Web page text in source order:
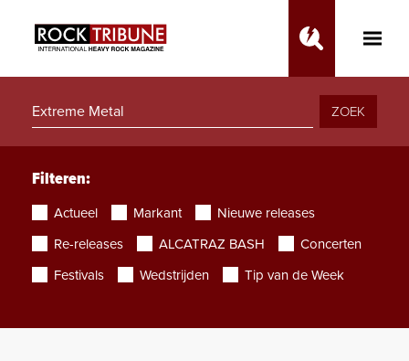
Toggle
ZOEK
Filteren:
Actueel Markant
Nieuwe releases
Re-releases
ALCATRAZ BASH
Concerten
Festivals
Wedstrijden Tip van de Week